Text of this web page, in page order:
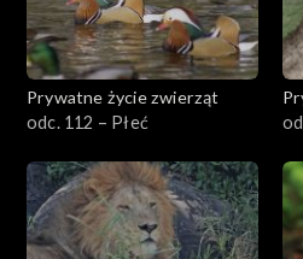
Prywatne życie zwierząt
odc. 112 – Płeć